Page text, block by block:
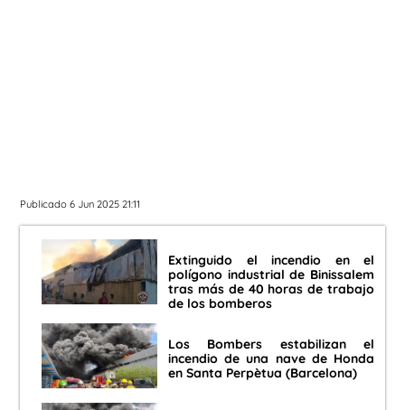
Publicado 6 Jun 2025 21:11
Extinguido el incendio en el
polígono industrial de Binissalem
tras más de 40 horas de trabajo
de los bomberos
Los Bombers estabilizan el
incendio de una nave de Honda
en Santa Perpètua (Barcelona)